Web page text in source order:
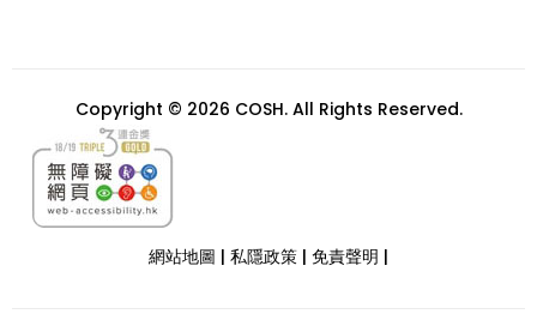
Copyright © 2026 COSH. All Rights Reserved.
網站地圖 | 私隱政策 | 免責聲明 |